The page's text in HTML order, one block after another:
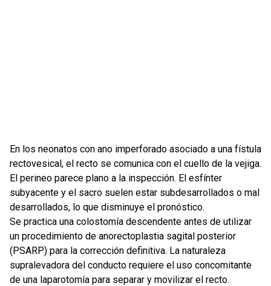
En los neonatos con ano imperforado asociado a una fístula
rectovesical, el recto se comunica con el cuello de la vejiga.
El perineo parece plano a la inspección. El esfínter
subyacente y el sacro suelen estar subdesarrollados o mal
desarrollados, lo que disminuye el pronóstico.
Se practica una colostomía descendente antes de utilizar
un procedimiento de anorectoplastia sagital posterior
(PSARP) para la corrección definitiva. La naturaleza
supralevadora del conducto requiere el uso concomitante
de una laparotomía para separar y movilizar el recto.